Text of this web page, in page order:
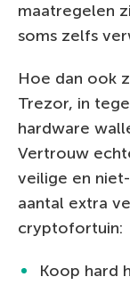
maatregelen
soms zelfs
Hoe dan ook
Trezor, in
hardware
Vertrouw
veilige en
aantal extra
cryptofortuin:
Koop hard